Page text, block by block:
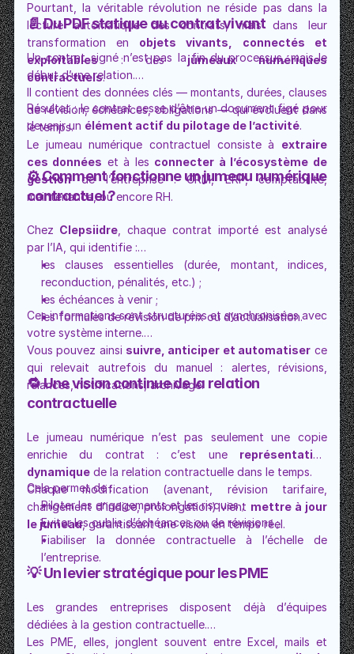
Pourtant, la véritable révolution ne réside pas dans la
lecture automatique des contrats, mais dans leur
transformation en objets vivants, connectés et
exploitables : des jumeaux numériques
contractuels.
📄 Du PDF statique au contrat vivant
Un contrat signé n’est pas la fin du processus, mais le
début d’une relation.
Il contient des données clés — montants, durées, clauses
de révision, échéances, obligations — qui évoluent dans
le temps.
Le jumeau numérique contractuel consiste à extraire
ces données et à les connecter à l’écosystème de
gestion de l’entreprise : CRM, ERP, comptabilité,
maintenance, ou encore RH.
Résultat : le contrat cesse d’être un document figé pour
devenir un élément actif du pilotage de l’activité.
⚙️ Comment fonctionne un jumeau numérique
contractuel ?
Chez Clepsiidre , chaque contrat importé est analysé
par l’IA, qui identifie :
les clauses essentielles (durée, montant, indices,
reconduction, pénalités, etc.) ;
les échéances à venir ;
les formules de révision de prix ou d’actualisation.
Ces informations sont structurées et synchronisées avec
votre système interne.
Vous pouvez ainsi suivre, anticiper et automatiser ce
qui relevait autrefois du manuel : alertes, révisions,
relances, notifications, archivage.
🔁 Une vision continue de la relation
contractuelle
Le jumeau numérique n’est pas seulement une copie
enrichie du contrat : c’est une représentation
dynamique de la relation contractuelle dans le temps.
Chaque modification (avenant, révision tarifaire,
changement d’indice, prolongation) vient mettre à jour
le jumeau, garantissant une vision en temps réel.
Cela permet de :
Piloter les engagements et les risques ;
Eviter les oublis d’échéances ou de révisions ;
Fiabiliser la donnée contractuelle à l’échelle de
l’entreprise.
💡 Un levier stratégique pour les PME
Les grandes entreprises disposent déjà d’équipes
dédiées à la gestion contractuelle.
Les PME, elles, jonglent souvent entre Excel, mails et